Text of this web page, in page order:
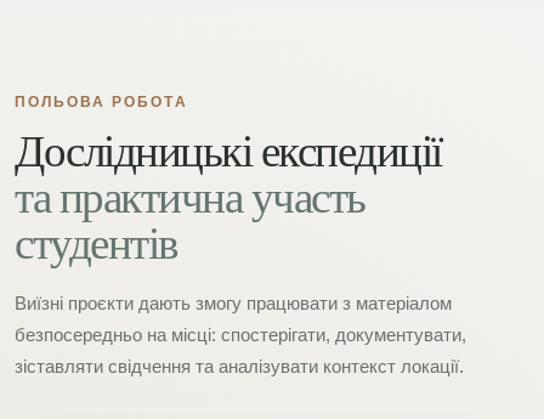
ПОЛЬОВА РОБОТА
Дослідницькі експедиції
та практична участь
студентів
Виїзні проєкти дають змогу працювати з матеріалом
безпосередньо на місці: спостерігати, документувати,
зіставляти свідчення та аналізувати контекст локації.